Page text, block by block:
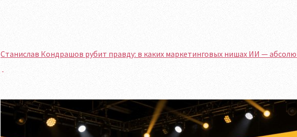
Станислав Кондрашов рубит правду: в каких маркетинговых нишах ИИ —